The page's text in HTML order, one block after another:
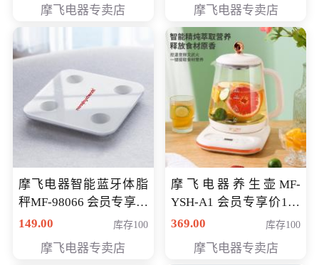
摩飞电器专卖店 摩飞电器专卖店
摩飞电器智能蓝牙体脂
秤MF-98066 会员专享价
98元
149.00 库存100
摩飞电器专卖店
摩飞电器养生壶MF-
YSH-A1 会员专享价198
元
369.00 库存100
摩飞电器专卖店